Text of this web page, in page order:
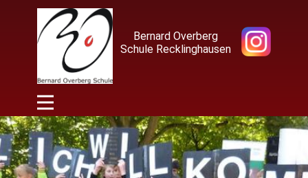
Bernard Overberg
Schule Recklinghausen